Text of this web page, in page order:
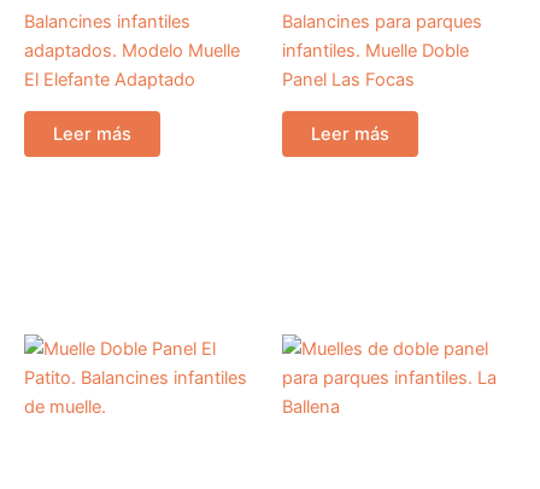
Balancines infantiles
adaptados. Modelo Muelle
El Elefante Adaptado
Leer más
Balancines para parques
infantiles. Muelle Doble
Panel Las Focas
Leer más